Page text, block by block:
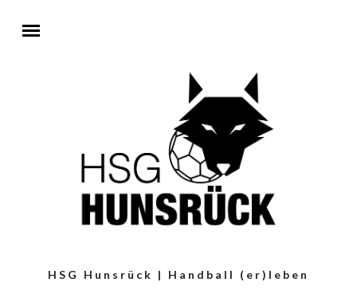
HSG Hunsrück | Handball (er)leben